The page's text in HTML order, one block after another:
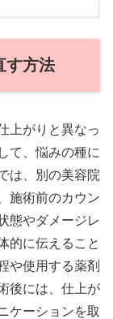
す方法
上がりと異なっ
て、悩みの種に
は、別の美容院
施術前のカウン
態やダメージレ
的に伝えること
や使用する薬剤
後には、仕上が
ケーションを取